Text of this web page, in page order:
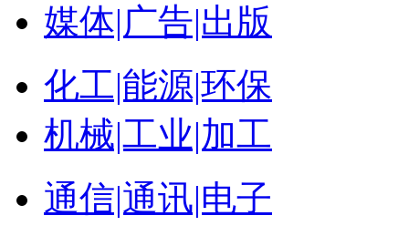
媒体|广告|出版
化工|能源|环保
机械|工业|加工
通信|通讯|电子